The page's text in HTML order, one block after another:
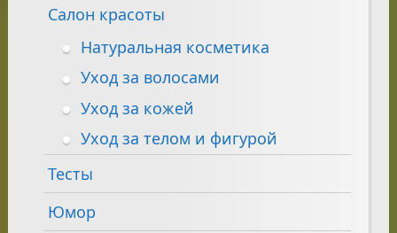
Салон красоты
Натуральная косметика
Уход за волосами
Уход за кожей
Уход за телом и фигурой
Тесты
Юмор